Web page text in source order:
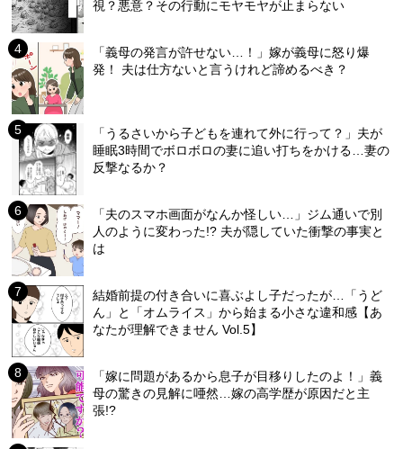
視？悪意？その行動にモヤモヤが止まらない
「義母の発言が許せない…！」嫁が義母に怒り爆
発！ 夫は仕方ないと言うけれど諦めるべき？
「うるさいから子どもを連れて外に行って？」夫が
睡眠3時間でボロボロの妻に追い打ちをかける…妻の
反撃なるか？
「夫のスマホ画面がなんか怪しい…」ジム通いで別
人のように変わった!? 夫が隠していた衝撃の事実と
は
結婚前提の付き合いに喜ぶよし子だったが…「うど
ん」と「オムライス」から始まる小さな違和感【あ
なたが理解できません Vol.5】
「嫁に問題があるから息子が目移りしたのよ！」義
母の驚きの見解に唖然…嫁の高学歴が原因だと主
張!?